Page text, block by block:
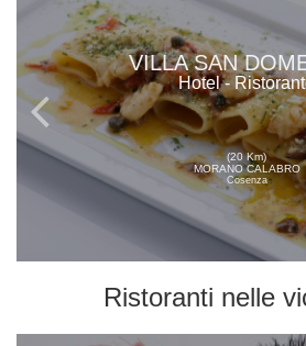
VILLA SAN
Hotel -
(20 Km)
MORANO CALABRO
Cosenza
Ristoranti nelle